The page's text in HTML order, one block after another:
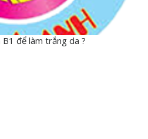
để làm trắng da ?